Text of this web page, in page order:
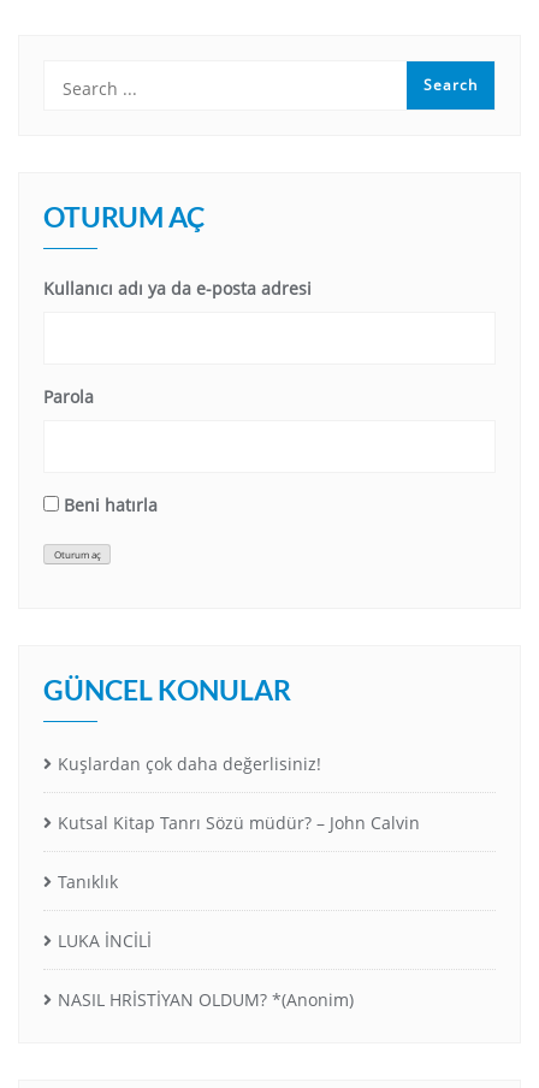
OTURUM AÇ
Kullanıcı adı ya da e-posta adresi
Parola
Beni hatırla
Oturum aç
GÜNCEL KONULAR
Kuşlardan çok daha değerlisiniz!
Kutsal Kitap Tanrı Sözü müdür? – John Calvin
Tanıklık
LUKA İNCİLİ
NASIL HRİSTİYAN OLDUM? *(Anonim)